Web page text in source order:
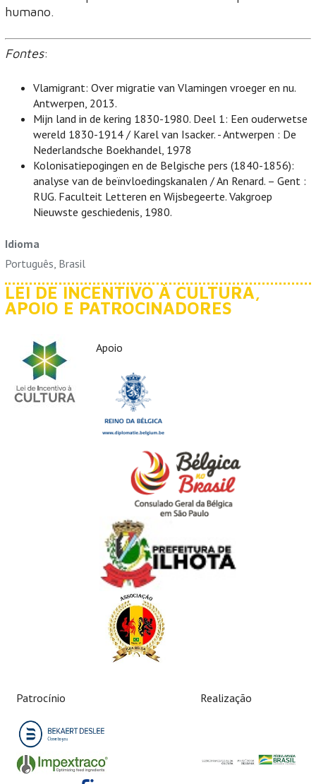
humano.
Fontes:
Vlamigrant: Over migratie van Vlamingen vroeger en nu.
Antwerpen, 2013.
Mijn land in de kering 1830-1980. Deel 1: Een ouderwetse
wereld 1830-1914 / Karel van Isacker. - Antwerpen : De
Nederlandsche Boekhandel, 1978
Kolonisatiepogingen en de Belgische pers (1840-1856):
analyse van de beïnvloedingskanalen / An Renard. – Gent :
RUG. Faculteit Letteren en Wijsbegeerte. Vakgroep
Nieuwste geschiedenis, 1980.
Idioma
Português, Brasil
LEI DE INCENTIVO À CULTURA,
APOIO E PATROCINADORES
Apoio
Patrocínio Realização